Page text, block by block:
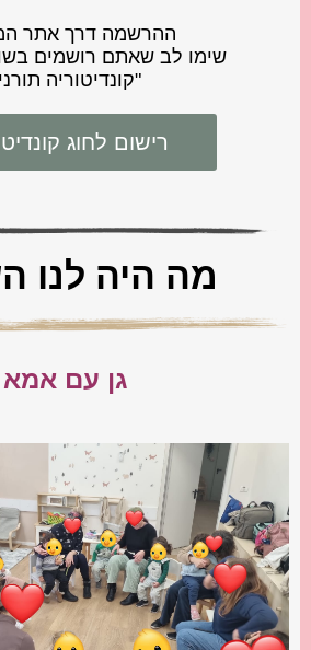
ההרשמה דרך אתר
שימו ️לב שאתם רושמים
"קונדיטוריה
רישום לחוג
מה היה לנו
גן עם אמא